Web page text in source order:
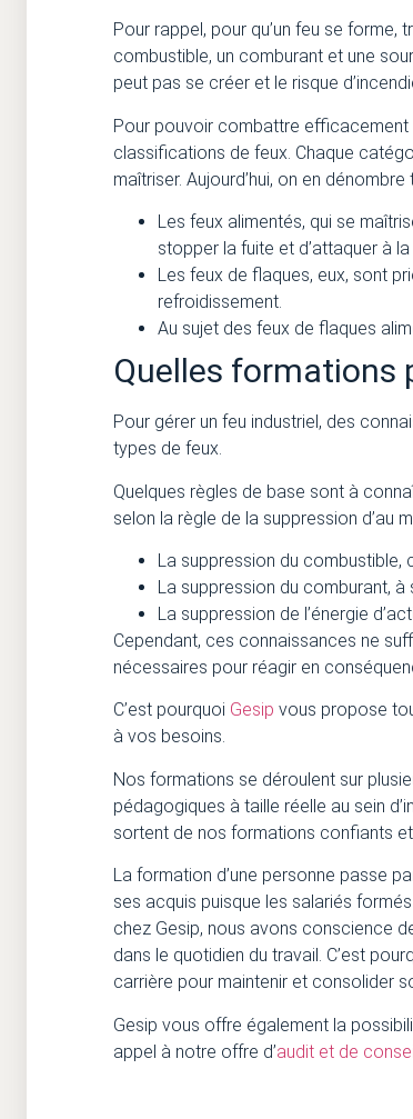
Pour rappel, pour qu’un feu se
combustible, un comburant et une
peut pas se créer et le risque
Pour pouvoir combattre
classifications de feux. Chaque
maîtriser. Aujourd’hui, on en dénombre
Les feux alimentés, qui se
stopper la fuite et d’attaquer à
Les feux de flaques, eux, sont
refroidissement.
Au sujet des feux de flaques
Quelles formations
Pour gérer un feu industriel, des
types de feux.
Quelques règles de base sont à
selon la règle de la suppression d’au
La suppression du combustible,
La suppression du comburant, à
La suppression de l’énergie
Cependant, ces connaissances ne
nécessaires pour réagir en
C’est pourquoi Gesip vous propose
à vos besoins.
Nos formations se déroulent sur
pédagogiques à taille réelle au sein
sortent de nos formations confiants et
La formation d’une personne passe
ses acquis puisque les salariés
chez Gesip, nous avons conscience
dans le quotidien du travail. C’est
carrière pour maintenir et consolider
Gesip vous offre également la
appel à notre offre d’audit et de